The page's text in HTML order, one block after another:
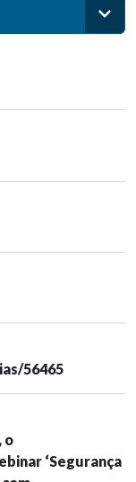
56465
o
‘Segurança